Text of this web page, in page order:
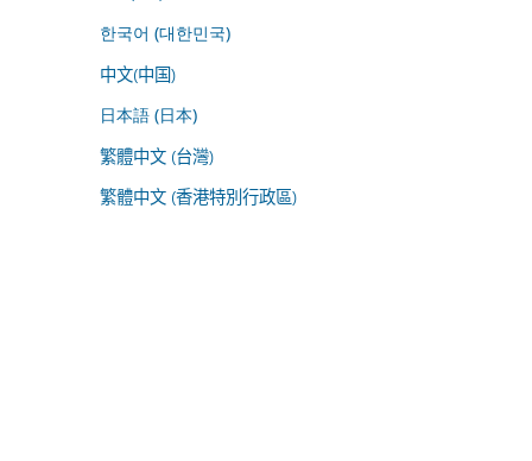
한국어 (대한민국)
中文(中国)
日本語 (日本)
繁體中文 (台灣)
繁體中文 (香港特別行政區)